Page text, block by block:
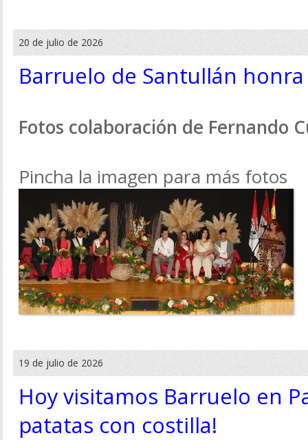
20 de julio de 2026
Barruelo de Santullán
Fotos colaboración de Fernando
Pincha la imagen para más fotos
19 de julio de 2026
Hoy visitamos Barruelo en
patatas con costilla!